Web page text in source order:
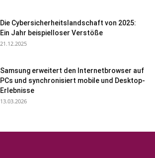
Die Cybersicherheitslandschaft von 2025:
Ein Jahr beispielloser Verstöße
21.12.2025
Samsung erweitert den Internetbrowser auf
PCs und synchronisiert mobile und Desktop-
Erlebnisse
13.03.2026